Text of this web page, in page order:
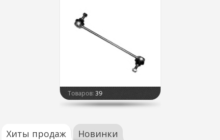
Товаров: 39
Хиты продаж Новинки